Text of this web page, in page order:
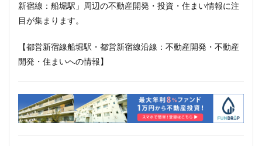
新宿線：船堀駅」周辺の不動産開発・投資・住まい情報に注
目が集まります。
【都営新宿線船堀駅・都営新宿線沿線：不動産開発・不動産
開発・住まいへの情報】